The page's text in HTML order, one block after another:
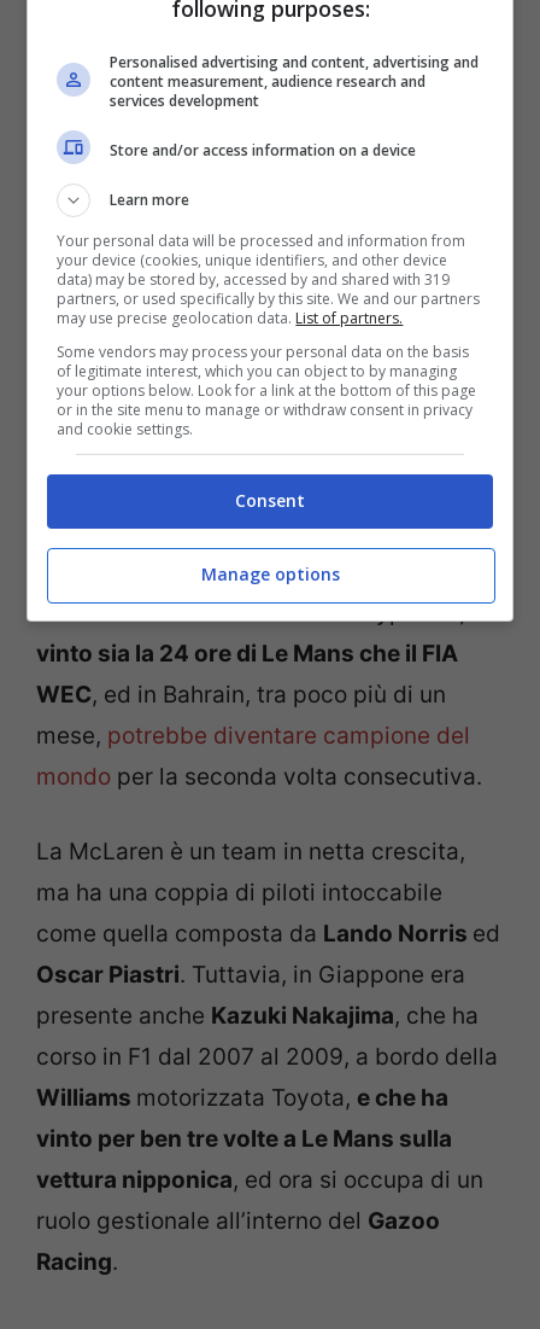
non lo conoscesse, parliamo di un pilota
ufficiale della casa giapponese.
Toyota con Jarno Trulli in azione nel 2009 (ANSA) –
Tuttomotoriweb.it
Hirakawa è uno dei punti fermi della
Toyota nel FIA WEC, e lo scorso anno, al
debutto assoluto sulla GR010 Hypercar,ha
vinto sia la 24 ore di Le Mans che il FIA
WEC, ed in Bahrain, tra poco più di un
mese, potrebbe diventare campione del
mondo per la seconda volta consecutiva.
La McLaren è un team in netta crescita,
ma ha una coppia di piloti intoccabile
come quella composta da Lando Norris ed
Oscar Piastri. Tuttavia, in Giappone era
presente anche Kazuki Nakajima, che ha
corso in F1 dal 2007 al 2009, a bordo della
Williams motorizzata Toyota, e che ha
vinto per ben tre volte a Le Mans sulla
vettura nipponica, ed ora si occupa di un
ruolo gestionale all’interno del Gazoo
Racing.
following purposes:
Personalised advertising and content, advertising and
content measurement, audience research and
services development
Store and/or access information on a device
Learn more
Your personal data will be processed and information from
your device (cookies, unique identifiers, and other device
data) may be stored by, accessed by and shared with 319
partners, or used specifically by this site. We and our partners
may use precise geolocation data. List of partners.
Some vendors may process your personal data on the basis
of legitimate interest, which you can object to by managing
your options below. Look for a link at the bottom of this page
or in the site menu to manage or withdraw consent in privacy
and cookie settings.
Consent
Manage options